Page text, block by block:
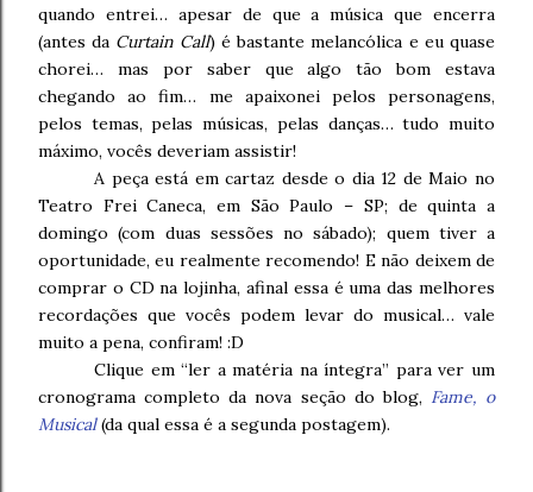
quando entrei… apesar de que a música que encerra
(antes da Curtain Call) é bastante melancólica e eu quase
chorei… mas por saber que algo tão bom estava
chegando ao fim… me apaixonei pelos personagens,
pelos temas, pelas músicas, pelas danças… tudo muito
máximo, vocês deveriam assistir!
A peça está em cartaz desde o dia 12 de Maio no
Teatro Frei Caneca, em São Paulo – SP; de quinta a
domingo (com duas sessões no sábado); quem tiver a
oportunidade, eu realmente recomendo! E não deixem de
comprar o CD na lojinha, afinal essa é uma das melhores
recordações que vocês podem levar do musical… vale
muito a pena, confiram! :D
Clique em “ler a matéria na íntegra” para ver um
cronograma completo da nova seção do blog, Fame, o
Musical (da qual essa é a segunda postagem).